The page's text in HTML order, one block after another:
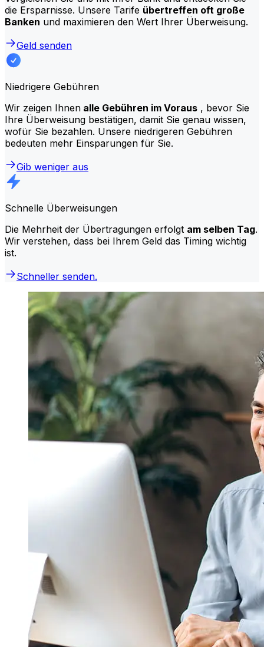
die Ersparnisse. Unsere Tarife übertreffen oft große
Banken und maximieren den Wert Ihrer Überweisung.
Geld senden
Niedrigere Gebühren
Wir zeigen Ihnen alle Gebühren im Voraus , bevor Sie
Ihre Überweisung bestätigen, damit Sie genau wissen,
wofür Sie bezahlen. Unsere niedrigeren Gebühren
bedeuten mehr Einsparungen für Sie.
Gib weniger aus
Schnelle Überweisungen
Die Mehrheit der Übertragungen erfolgt am selben Tag.
Wir verstehen, dass bei Ihrem Geld das Timing wichtig
ist.
Schneller senden.